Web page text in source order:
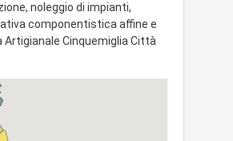
noleggio di impianti,
componentistica affine e
Cinquemiglia Città